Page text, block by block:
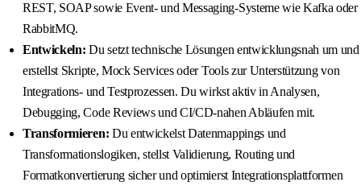
REST, SOAP sowie Event- und Messaging-Systeme wie Kafka oder
RabbitMQ.
Entwickeln: Du setzt technische Lösungen entwicklungsnah um und
erstellst Skripte, Mock Services oder Tools zur Unterstützung von
Integrations- und Testprozessen. Du wirkst aktiv in Analysen,
Debugging, Code Reviews und CI/CD-nahen Abläufen mit.
Transformieren: Du entwickelst Datenmappings und
Transformationslogiken, stellst Validierung, Routing und
Formatkonvertierung sicher und optimierst Integrationsplattformen